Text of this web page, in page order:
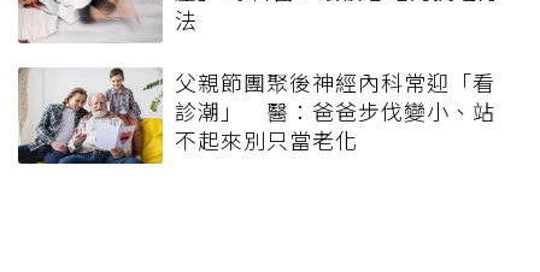
法
父親節團聚後神經內科常迎「看
診潮」 醫：爸爸步伐變小、站
不起來別只當老化